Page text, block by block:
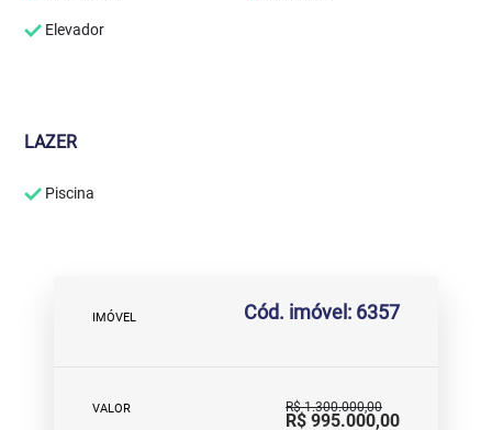
Elevador
LAZER
Piscina
IMÓVEL Cód. imóvel: 6357
VALOR R$ 1.300.000,00
R$ 995.000,00